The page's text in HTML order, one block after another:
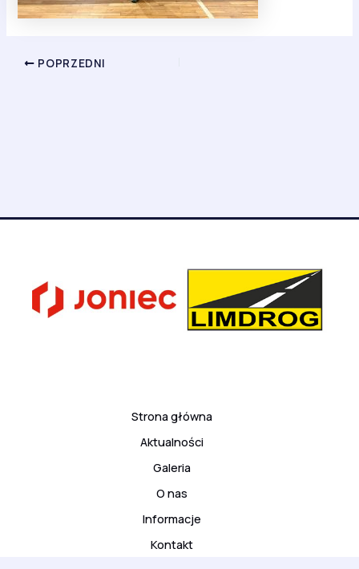
POPRZEDNI
Strona główna
Aktualności
Galeria
O nas
Informacje
Kontakt